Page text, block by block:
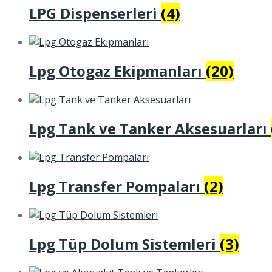
LPG Dispenserleri (4)
Lpg Otogaz Ekipmanları (20)
Lpg Tank ve Tanker Aksesuarları
Lpg Transfer Pompaları (2)
Lpg Tüp Dolum Sistemleri (3)